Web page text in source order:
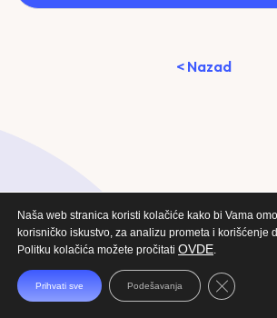
< Nazad
Naša web stranica koristi kolačiće kako bi Vama
korisničko iskustvo, za analizu prometa i korišćenje
Politku kolačića možete pročitati OVDE.
Prihvati sve Podešavanja Close